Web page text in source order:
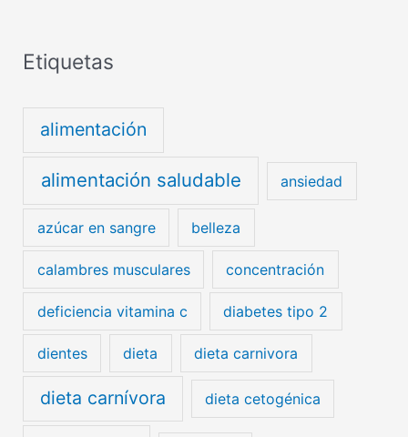
Etiquetas
alimentación
alimentación saludable ansiedad
azúcar en sangre belleza
calambres musculares concentración
deficiencia vitamina c diabetes tipo 2
dientes dieta dieta carnivora
dieta carnívora dieta cetogénica